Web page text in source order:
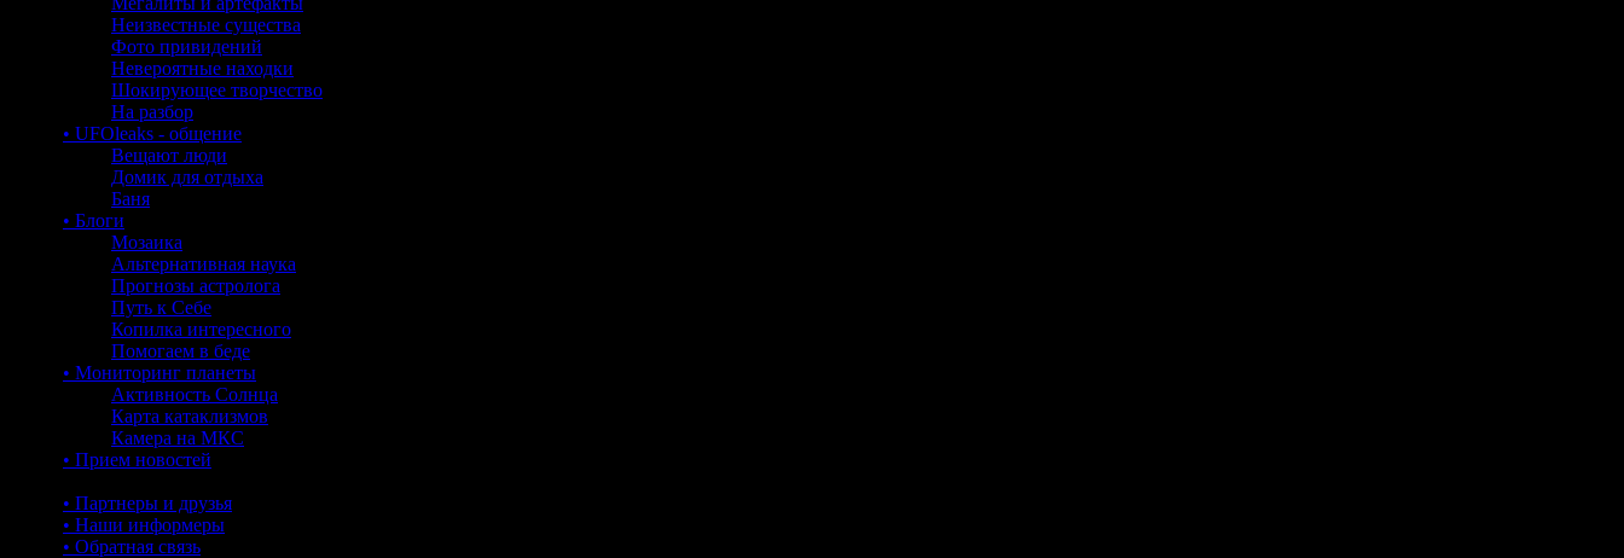
Неизвестные существа
Фото привидений
Невероятные находки
Шокирующее творчество
На разбор
• UFOleaks - общение
Вещают люди
Домик для отдыха
Баня
• Блоги
Мозаика
Альтернативная наука
Прогнозы астролога
Путь к Себе
Копилка интересного
Помогаем в беде
• Мониторинг планеты
Активность Солнца
Карта катаклизмов
Камера на МКС
• Прием новостей
• Партнеры и друзья
• Наши информеры
• Обратная связь